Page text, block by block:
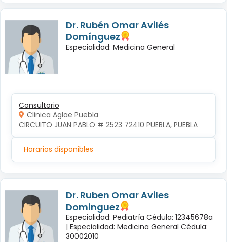
Dr. Rubén Omar Avilés
Domínguez
Especialidad: Medicina General
Consultorio
Clinica Aglae Puebla
CIRCUITO JUAN PABLO # 2523 72410 PUEBLA, PUEBLA
Horarios disponibles
Dr. Ruben Omar Aviles
Dominguez
Especialidad: Pediatría Cédula: 12345678a
| Especialidad: Medicina General Cédula:
30002010